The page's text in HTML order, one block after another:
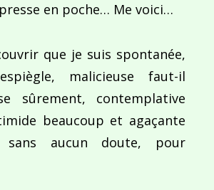
en poche… Me voici…
que je suis spontanée,
malicieuse faut-il
sûrement, contemplative
beaucoup et agaçante
sans aucun doute, pour